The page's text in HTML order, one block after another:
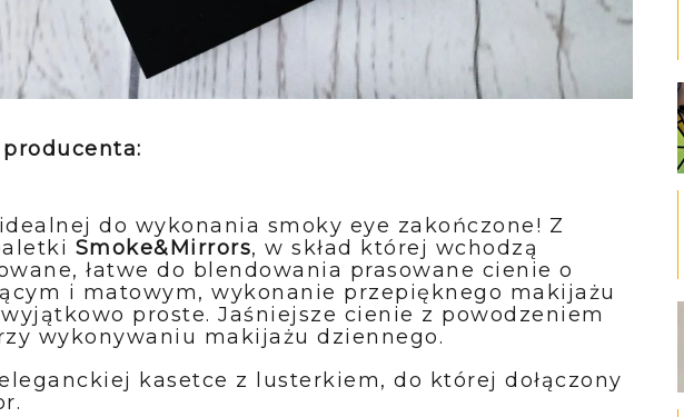
do wykonania smoky eye zakończone! Z
Smoke&Mirrors, w skład której wchodzą
łatwe do blendowania prasowane cienie o
i matowym, wykonanie przepięknego makijażu
proste. Jaśniejsze cienie z powodzeniem
wykonywaniu makijażu dziennego.
kasetce z lusterkiem, do której dołączony